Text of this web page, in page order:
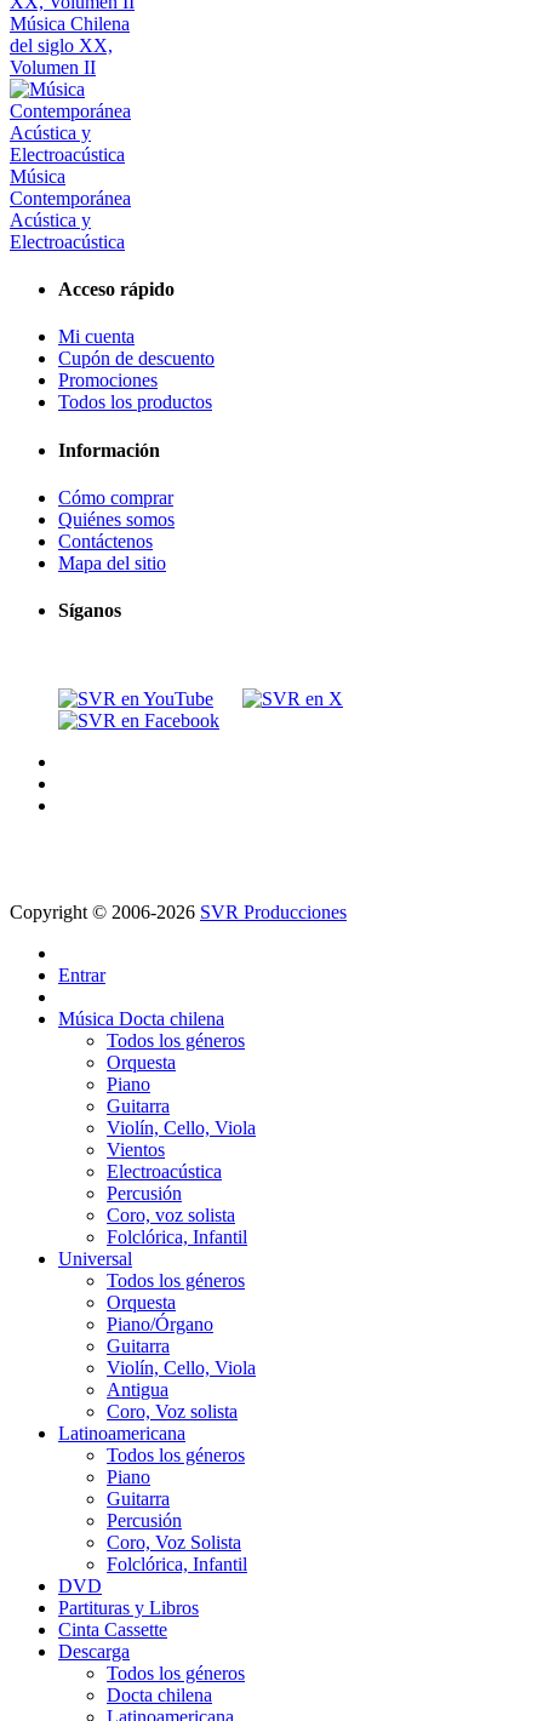
Música Chilena
del siglo XX,
Volumen II
Música
Contemporánea
Acústica y
Electroacústica
Acceso rápido
Mi cuenta
Cupón de descuento
Promociones
Todos los productos
Información
Cómo comprar
Quiénes somos
Contáctenos
Mapa del sitio
Síganos
Copyright © 2006-2026 SVR Producciones
Entrar
Música Docta chilena
Todos los géneros
Orquesta
Piano
Guitarra
Violín, Cello, Viola
Vientos
Electroacústica
Percusión
Coro, voz solista
Folclórica, Infantil
Universal
Todos los géneros
Orquesta
Piano/Órgano
Guitarra
Violín, Cello, Viola
Antigua
Coro, Voz solista
Latinoamericana
Todos los géneros
Piano
Guitarra
Percusión
Coro, Voz Solista
Folclórica, Infantil
DVD
Partituras y Libros
Cinta Cassette
Descarga
Todos los géneros
Docta chilena